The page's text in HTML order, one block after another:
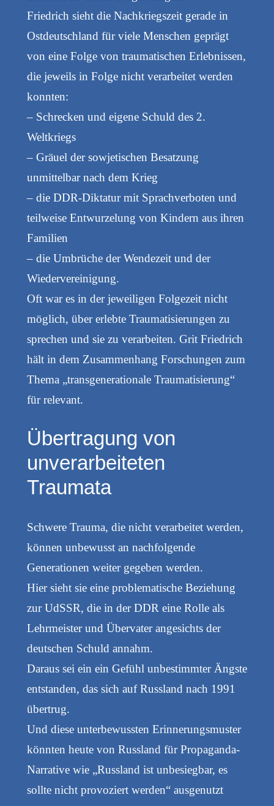
Friedrich sieht die Nachkriegszeit gerade in
Ostdeutschland für viele Menschen geprägt
von eine Folge von traumatischen Erlebnissen,
die jeweils in Folge nicht verarbeitet werden
konnten:
– Schrecken und eigene Schuld des 2.
Weltkriegs
– Gräuel der sowjetischen Besatzung
unmittelbar nach dem Krieg
– die DDR-Diktatur mit Sprachverboten und
teilweise Entwurzelung von Kindern aus ihren
Familien
– die Umbrüche der Wendezeit und der
Wiedervereinigung.
Oft war es in der jeweiligen Folgezeit nicht
möglich, über erlebte Traumatisierungen zu
sprechen und sie zu verarbeiten. Grit Friedrich
hält in dem Zusammenhang Forschungen zum
Thema „transgenerationale Traumatisierung“
für relevant.
Übertragung von
unverarbeiteten
Traumata
Schwere Trauma, die nicht verarbeitet werden,
können unbewusst an nachfolgende
Generationen weiter gegeben werden.
Hier sieht sie eine problematische Beziehung
zur UdSSR, die in der DDR eine Rolle als
Lehrmeister und Übervater angesichts der
deutschen Schuld annahm.
Daraus sei ein ein Gefühl unbestimmter Ängste
entstanden, das sich auf Russland nach 1991
übertrug.
Und diese unterbewussten Erinnerungsmuster
könnten heute von Russland für Propaganda-
Narrative wie „Russland ist unbesiegbar, es
sollte nicht provoziert werden“ ausgenutzt